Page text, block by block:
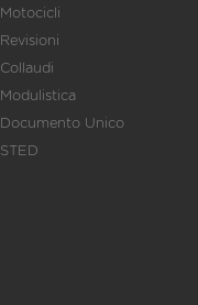
Motocicli
Revisioni
Collaudi
Modulistica
Documento Unico
STED